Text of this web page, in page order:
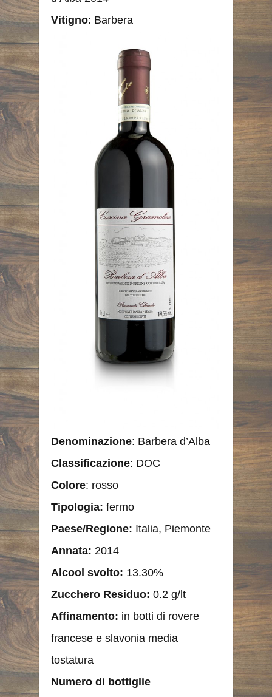
Vitigno: Barbera
Denominazione: Barbera d’Alba
Classificazione: DOC
Colore: rosso
Tipologia: fermo
Paese/Regione: Italia, Piemonte
Annata: 2014
Alcool svolto: 13.30%
Zucchero Residuo: 0.2 g/lt
Affinamento: in botti di rovere
francese e slavonia media
tostatura
Numero di bottiglie